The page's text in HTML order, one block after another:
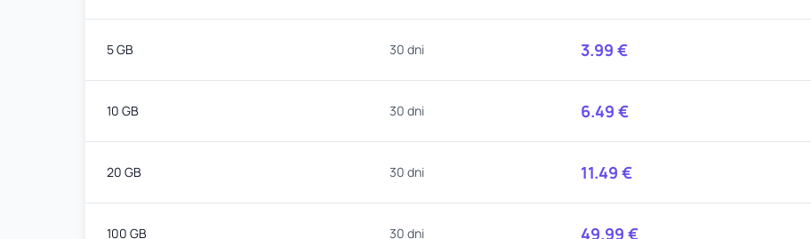
5 GB 30 dni 3.99 €
10 GB 30 dni 6.49 €
20 GB 30 dni 11.49 €
100 GB 30 dni 49.99 €